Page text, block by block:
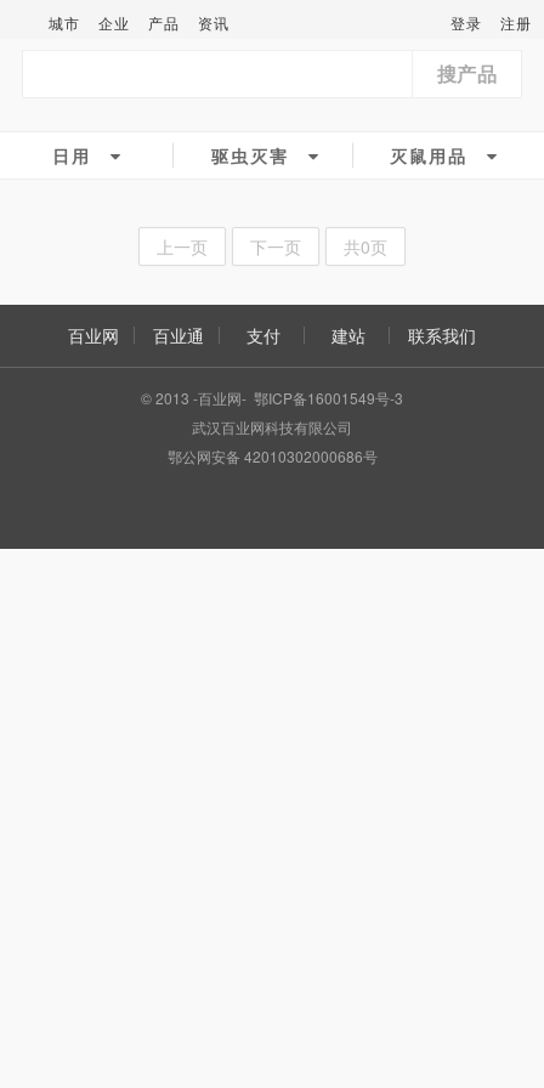
城市 企业 产品 资讯 登录 注册
搜产品
日用 驱虫灭害 灭鼠用品
上一页 下一页 共0页
百业网 百业通 支付 建站 联系我们
© 2013 -百业网- 鄂ICP备16001549号-3
武汉百业网科技有限公司
鄂公网安备 42010302000686号